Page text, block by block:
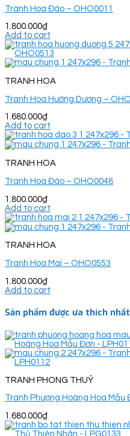
Tranh Hoa Đào – OHO0011
1.800.000₫
Add to cart
TRANH HOA
Tranh Hoa Hướng Dương –
1.680.000₫
Add to cart
TRANH HOA
Tranh Hoa Đào – OHO0048
1.800.000₫
Add to cart
TRANH HOA
Tranh Hoa Mai – OHO0553
1.800.000₫
Add to cart
Sản phẩm được ưa thích nhất
TRANH PHONG THUỶ
Tranh Phượng Hoàng Hoa Mẫu
1.680.000₫